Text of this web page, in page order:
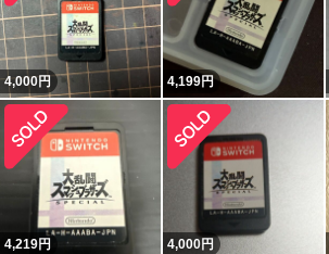
4,000円 4,199円
4,219円 4,000円